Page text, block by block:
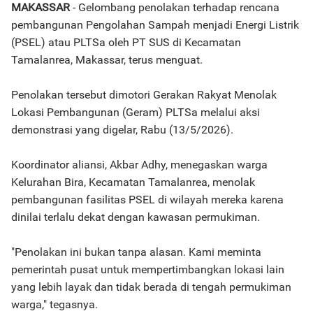
MAKASSAR- Gelombang penolakan terhadap rencana
pembangunan Pengolahan Sampah menjadi Energi Listrik
(PSEL) atau PLTSa oleh PT SUS di Kecamatan
Tamalanrea, Makassar, terus menguat.
Penolakan tersebut dimotori Gerakan Rakyat Menolak
Lokasi Pembangunan (Geram) PLTSa melalui aksi
demonstrasi yang digelar, Rabu (13/5/2026).
Koordinator aliansi, Akbar Adhy, menegaskan warga
Kelurahan Bira, Kecamatan Tamalanrea, menolak
pembangunan fasilitas PSEL di wilayah mereka karena
dinilai terlalu dekat dengan kawasan permukiman.
"Penolakan ini bukan tanpa alasan. Kami meminta
pemerintah pusat untuk mempertimbangkan lokasi lain
yang lebih layak dan tidak berada di tengah permukiman
warga," tegasnya.